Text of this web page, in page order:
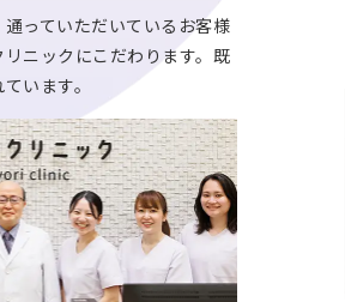
っていただいているお客様
ニックにこだわります。既
います。